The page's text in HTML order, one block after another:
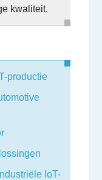
kwaliteit.
productie
IoT-